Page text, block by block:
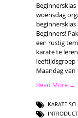
woensdag
Beginners!
een rustig
karate te
leeftijdsgroep
Maandag van
Read More →
KARATE